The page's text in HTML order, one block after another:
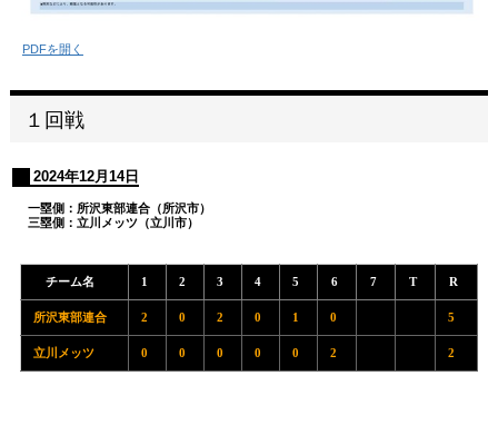
PDFを開く
１回戦
2024年12月14日
一塁側：所沢東部連合（所沢市）
三塁側：立川メッツ（立川市）
チーム名 1 2 3 4 5 6 7 T R
所沢東部連合 2 0 2 0 1 0 5
立川メッツ 0 0 0 0 0 2 2